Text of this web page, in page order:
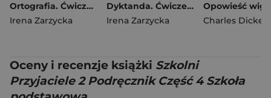
Ortografia. Ćwiczenia. Kapitan Nauka. EDUseria
Irena Zarzycka
Dyktanda. Ćwiczenia. Kapitan Nauka. EDUseria
Irena Zarzycka
Charles
Oceny i recenzje książki Szkolni
Przyjaciele 2 Podręcznik Część 4 Szkoła